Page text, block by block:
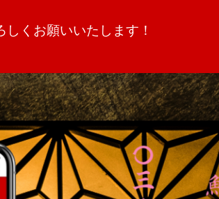
くお願いいたします！